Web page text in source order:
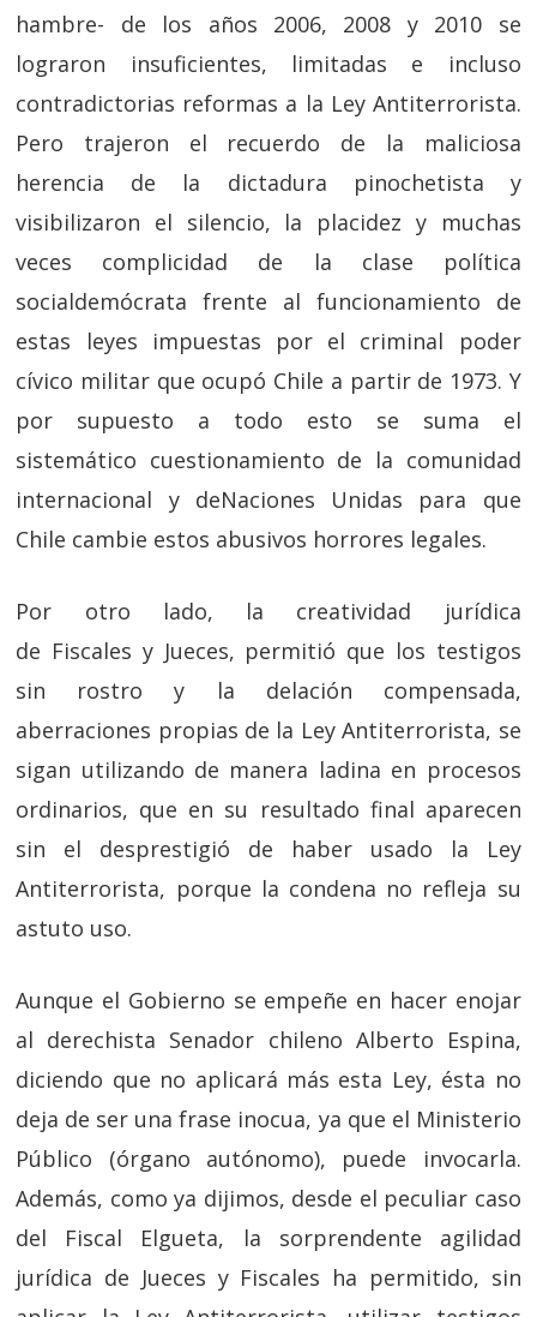
hambre- de los años 2006, 2008 y 2010 se
lograron insuficientes, limitadas e incluso
contradictorias reformas a la Ley Antiterrorista.
Pero trajeron el recuerdo de la maliciosa
herencia de la dictadura pinochetista y
visibilizaron el silencio, la placidez y muchas
veces complicidad de la clase política
socialdemócrata frente al funcionamiento de
estas leyes impuestas por el criminal poder
cívico militar que ocupó Chile a partir de 1973. Y
por supuesto a todo esto se suma el
sistemático cuestionamiento de la comunidad
internacional y deNaciones Unidas para que
Chile cambie estos abusivos horrores legales.
Por otro lado, la creatividad jurídica
de Fiscales y Jueces, permitió que los testigos
sin rostro y la delación compensada,
aberraciones propias de la Ley Antiterrorista, se
sigan utilizando de manera ladina en procesos
ordinarios, que en su resultado final aparecen
sin el desprestigió de haber usado la Ley
Antiterrorista, porque la condena no refleja su
astuto uso.
Aunque el Gobierno se empeñe en hacer enojar
al derechista Senador chileno Alberto Espina,
diciendo que no aplicará más esta Ley, ésta no
deja de ser una frase inocua, ya que el Ministerio
Público (órgano autónomo), puede invocarla.
Además, como ya dijimos, desde el peculiar caso
del Fiscal Elgueta, la sorprendente agilidad
jurídica de Jueces y Fiscales ha permitido, sin